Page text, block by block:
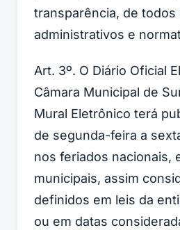
transparência, de todos
administrativos e
Art. 3º. O Diário Oficial
Câmara Municipal de
Mural Eletrônico terá
de segunda-feira a
nos feriados nacionais,
municipais, assim
definidos em leis da
ou em datas